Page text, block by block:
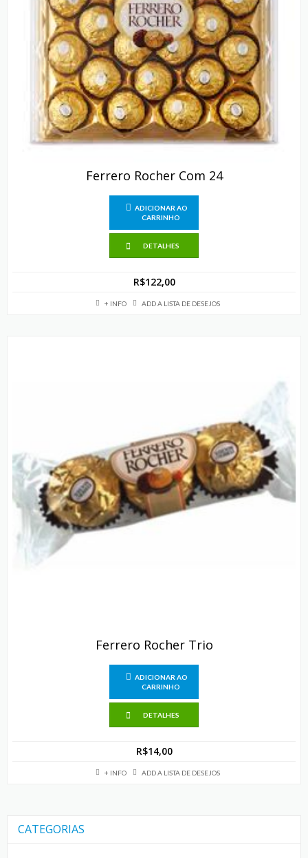
Ferrero Rocher Com 24
ADICIONAR AO
CARRINHO
DETALHES
R$122,00
+ INFO ADD A LISTA DE DESEJOS
Ferrero Rocher Trio
ADICIONAR AO
CARRINHO
DETALHES
R$14,00
+ INFO ADD A LISTA DE DESEJOS
CATEGORIAS